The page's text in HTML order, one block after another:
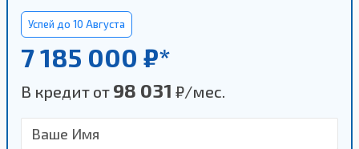
Успей до 10 Августа
7 185 000 ₽*
В кредит от 98 031 ₽/мес.